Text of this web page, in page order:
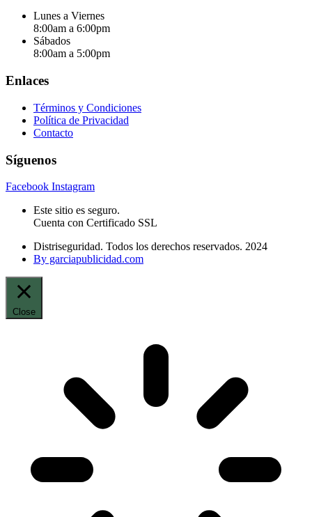
Lunes a Viernes
8:00am a 6:00pm
Sábados
8:00am a 5:00pm
Enlaces
Términos y Condiciones
Política de Privacidad
Contacto
Síguenos
Facebook Instagram
Este sitio es seguro.
Cuenta con Certificado SSL
Distriseguridad. Todos los derechos reservados. 2024
By garciapublicidad.com
Close